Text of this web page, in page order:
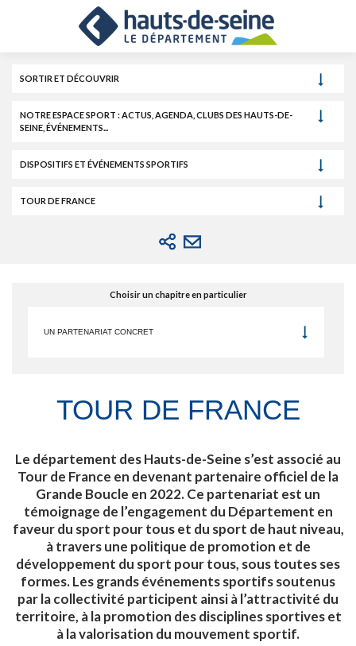
recherche
SORTIR ET DÉCOUVRIR
NOTRE ESPACE SPORT : ACTUS, AGENDA, CLUBS DES HAUTS-DE-
SEINE, ÉVÉNEMENTS...
DISPOSITIFS ET ÉVÉNEMENTS SPORTIFS
TOUR DE FRANCE
Choisir un chapitre en particulier
UN PARTENARIAT CONCRET
TOUR DE FRANCE
Le département des Hauts-de-Seine s’est associé au
Tour de France en devenant partenaire officiel de la
Grande Boucle en 2022. Ce partenariat est un
témoignage de l’engagement du Département en
faveur du sport pour tous et du sport de haut niveau,
à travers une politique de promotion et de
développement du sport pour tous, sous toutes ses
formes. Les grands événements sportifs soutenus
par la collectivité participent ainsi à l’attractivité du
territoire, à la promotion des disciplines sportives et
à la valorisation du mouvement sportif.
Cookies et traceurs utilisés sur ce site.